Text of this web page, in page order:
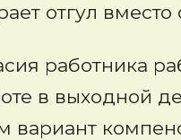
отгул вместо
работника
в выходной